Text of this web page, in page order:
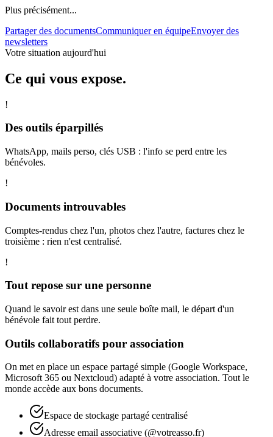
Plus précisément...
Partager des documentsCommuniquer en équipeEnvoyer des
newsletters
Votre situation aujourd'hui
Ce qui vous expose.
!
Des outils éparpillés
WhatsApp, mails perso, clés USB : l'info se perd entre les
bénévoles.
!
Documents introuvables
Comptes-rendus chez l'un, photos chez l'autre, factures chez le
troisième : rien n'est centralisé.
!
Tout repose sur une personne
Quand le savoir est dans une seule boîte mail, le départ d'un
bénévole fait tout perdre.
Outils collaboratifs pour association
On met en place un espace partagé simple (Google Workspace,
Microsoft 365 ou Nextcloud) adapté à votre association. Tout le
monde accède aux bons documents.
Espace de stockage partagé centralisé
Adresse email associative (@votreasso.fr)